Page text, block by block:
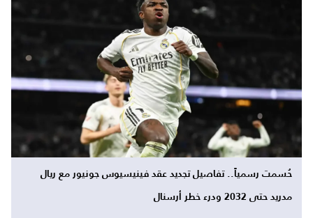
حُسمت رسمياً.. تفاصيل تجديد عقد فينيسيوس جونيور مع ريال
مدريد حتى 2032 ودرء خطر أرسنال